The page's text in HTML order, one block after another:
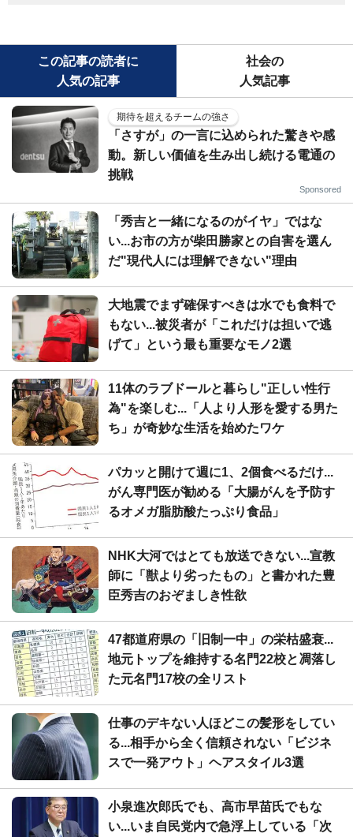
この記事の読者に
人気の記事
社会の
人気記事
期待を超えるチームの強さ
「さすが」の一言に込められた驚きや感
動。新しい価値を生み出し続ける電通の
挑戦
Sponsored
「秀吉と一緒になるのがイヤ」ではな
い...お市の方が柴田勝家との自害を選ん
だ"現代人には理解できない"理由
大地震でまず確保すべきは水でも食料で
もない...被災者が「これだけは担いで逃
げて」という最も重要なモノ2選
11体のラブドールと暮らし"正しい性行
為"を楽しむ...「人より人形を愛する男た
ち」が奇妙な生活を始めたワケ
パカッと開けて週に1、2個食べるだけ...
がん専門医が勧める「大腸がんを予防す
るオメガ脂肪酸たっぷり食品」
NHK大河ではとても放送できない...宣教
師に「獣より劣ったもの」と書かれた豊
臣秀吉のおぞましき性欲
47都道府県の「旧制一中」の栄枯盛衰...
地元トップを維持する名門22校と凋落し
た元名門17校の全リスト
仕事のデキない人ほどこの髪形をしてい
る...相手から全く信頼されない「ビジネ
スで一発アウト」ヘアスタイル3選
小泉進次郎氏でも、高市早苗氏でもな
い...いま自民党内で急浮上している「次